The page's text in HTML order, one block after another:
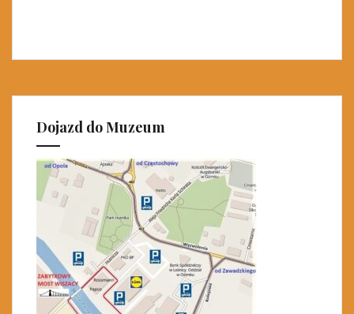
Dojazd do Muzeum